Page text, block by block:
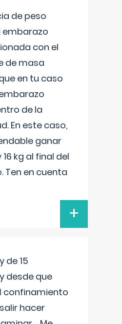
de peso
embarazo
con el
de masa
en tu caso
de la
En este caso,
ganar
16 kg al final del
Ten en cuenta
+
de 15
desde que
confinamiento
hacer